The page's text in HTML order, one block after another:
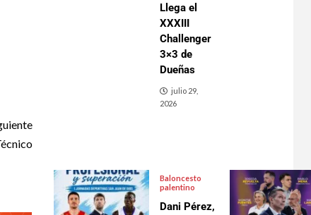
Llega el
XXXIII
Challenger
3×3 de
Dueñas
julio 29,
2026
Baloncesto
palentino
Dani Pérez,